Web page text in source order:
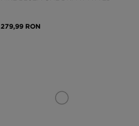
279,99 RON